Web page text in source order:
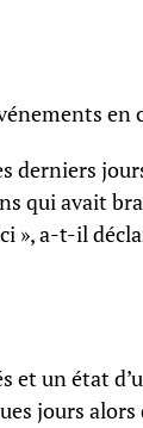
en
derniers
qui avait
», a-t-il
un état
jours